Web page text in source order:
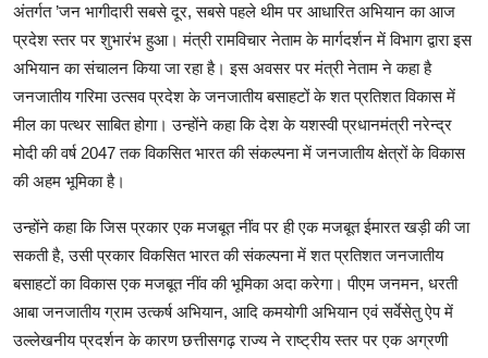
अंतर्गत ’जन भागीदारी सबसे दूर, सबसे पहले थीम पर आधारित अभियान का आज
प्रदेश स्तर पर शुभारंभ हुआ। मंत्री रामविचार नेताम के मार्गदर्शन में विभाग द्वारा इस
अभियान का संचालन किया जा रहा है। इस अवसर पर मंत्री नेताम ने कहा है
जनजातीय गरिमा उत्सव प्रदेश के जनजातीय बसाहटों के शत प्रतिशत विकास में
मील का पत्थर साबित होगा। उन्होंने कहा कि देश के यशस्वी प्रधानमंत्री नरेन्द्र
मोदी की वर्ष 2047 तक विकसित भारत की संकल्पना में जनजातीय क्षेत्रों के विकास
की अहम भूमिका है।
उन्होंने कहा कि जिस प्रकार एक मजबूत नींव पर ही एक मजबूत ईमारत खड़ी की जा
सकती है, उसी प्रकार विकसित भारत की संकल्पना में शत प्रतिशत जनजातीय
बसाहटों का विकास एक मजबूत नींव की भूमिका अदा करेगा। पीएम जनमन, धरती
आबा जनजातीय ग्राम उत्कर्ष अभियान, आदि कमयोगी अभियान एवं सर्वेसेतु ऐप में
उल्लेखनीय प्रदर्शन के कारण छत्तीसगढ़ राज्य ने राष्ट्रीय स्तर पर एक अग्रणी